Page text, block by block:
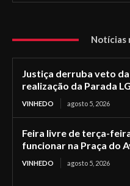
Notícias
Justiça derruba veto
realização da Parada
VINHEDO agosto 5, 2026
Feira livre de terça-
funcionar na Praça do
VINHEDO agosto 5, 2026